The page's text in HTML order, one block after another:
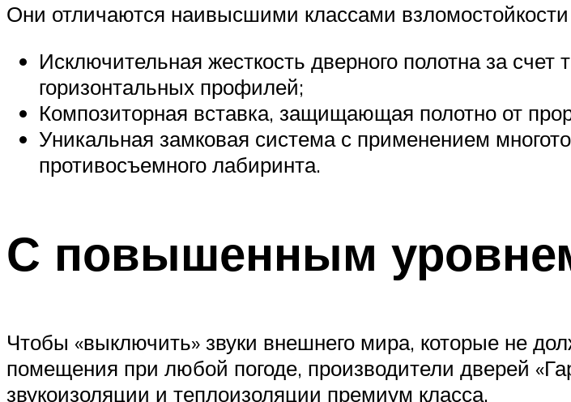
Они отличаются наивысшими классами взломостойкости
Исключительная жесткость дверного полотна за счет
горизонтальных профилей;
Композиторная вставка, защищающая полотно от
Уникальная замковая система с применением
противосъемного лабиринта.
С повышенным
Чтобы «выключить» звуки внешнего мира, которые не
помещения при любой погоде, производители дверей
звукоизоляции и теплоизоляции премиум класса.